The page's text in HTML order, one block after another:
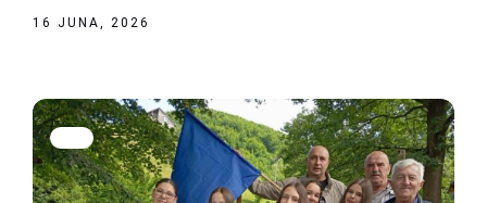
16 JUNA, 2026